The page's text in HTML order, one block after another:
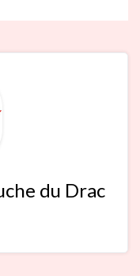
du Drac